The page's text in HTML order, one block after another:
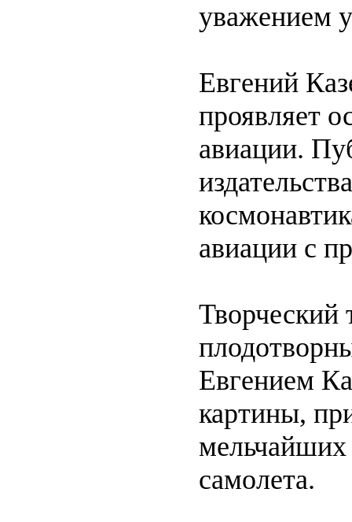
уважением
Евгений
проявляет
авиации.
авиации с
Творческий
Евгением
картины,
мельчайших
самолета.